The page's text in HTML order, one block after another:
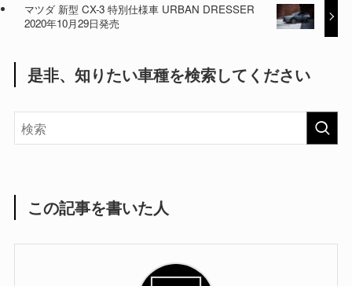
マツダ 新型 CX-3 特別仕様車 URBAN DRESSER
2020年10月29日発売
是非、知りたい車種を検索してください
この記事を書いた人